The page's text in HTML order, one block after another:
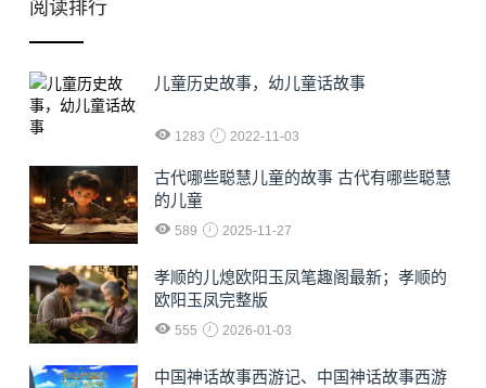
阅读排行
儿童历史故事，幼儿童话故事
1283 2022-11-03
古代哪些聪慧儿童的故事 古代有哪些聪慧
的儿童
589 2025-11-27
孝顺的儿熄欧阳玉凤笔趣阁最新；孝顺的
欧阳玉凤完整版
555 2026-01-03
中国神话故事西游记、中国神话故事西游